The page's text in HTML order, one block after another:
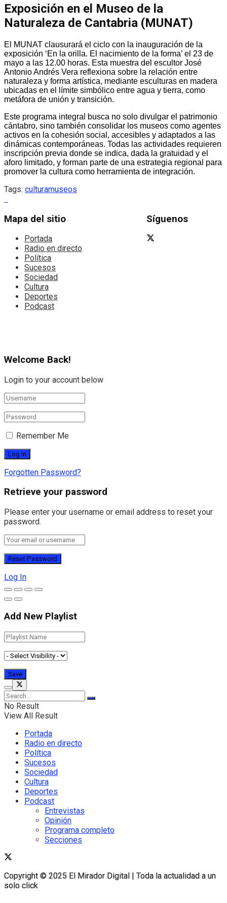
Exposición en el Museo de la
Naturaleza de Cantabria (MUNAT)
El MUNAT clausurará el ciclo con la inauguración de la
exposición ‘En la orilla. El nacimiento de la forma’ el 23 de
mayo a las 12.00 horas. Esta muestra del escultor José
Antonio Andrés Vera reflexiona sobre la relación entre
naturaleza y forma artística, mediante esculturas en madera
ubicadas en el límite simbólico entre agua y tierra, como
metáfora de unión y transición.
Este programa integral busca no solo divulgar el patrimonio
cántabro, sino también consolidar los museos como agentes
activos en la cohesión social, accesibles y adaptados a las
dinámicas contemporáneas. Todas las actividades requieren
inscripción previa donde se indica, dada la gratuidad y el
aforo limitado, y forman parte de una estrategia regional para
promover la cultura como herramienta de integración.
Tags: culturamuseos
Copyright © 2025 El Mirador Digital | Toda la actualidad a un
solo click
Mapa del sitio
Portada
Radio en directo
Política
Sucesos
Sociedad
Cultura
Deportes
Podcast
Síguenos
Welcome Back!
Login to your account below
Remember Me
Forgotten Password?
Retrieve your password
Please enter your username or email address to reset your
password.
Log In
Add New Playlist
No Result
View All Result
Portada
Radio en directo
Política
Sucesos
Sociedad
Cultura
Deportes
Podcast
Entrevistas
Opinión
Programa completo
Secciones
Copyright © 2025 El Mirador Digital | Toda la actualidad a un
solo click